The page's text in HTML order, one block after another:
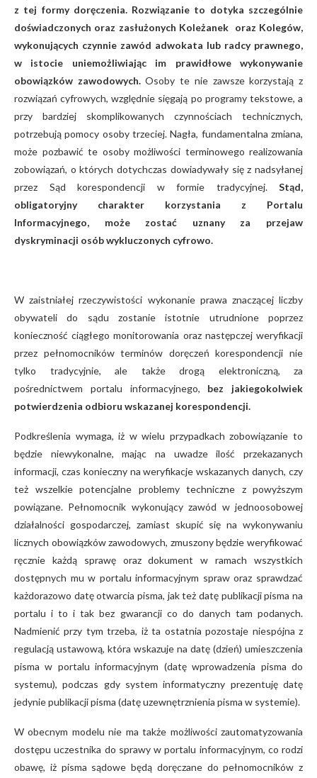
z tej formy doręczenia. Rozwiązanie to dotyka szczególnie
doświadczonych oraz zasłużonych Koleżanek oraz Kolegów,
wykonujących czynnie zawód adwokata lub radcy prawnego,
w istocie uniemożliwiając im prawidłowe wykonywanie
obowiązków zawodowych.Osoby te nie zawsze korzystają z
rozwiązań cyfrowych, względnie sięgają po programy tekstowe, a
przy bardziej skomplikowanych czynnościach technicznych,
potrzebują pomocy osoby trzeciej. Nagła, fundamentalna zmiana,
może pozbawić te osoby możliwości terminowego realizowania
zobowiązań, o których dotychczas dowiadywały się z nadsyłanej
przez Sąd korespondencji w formie tradycyjnej. Stąd,
obligatoryjny charakter korzystania z Portalu
Informacyjnego, może zostać uznany za przejaw
dyskryminacji osób wykluczonych cyfrowo.
W zaistniałej rzeczywistości wykonanie prawa znaczącej liczby
obywateli do sądu zostanie istotnie utrudnione poprzez
konieczność ciągłego monitorowania oraz następczej weryfikacji
przez pełnomocników terminów doręczeń korespondencji nie
tylko tradycyjnie, ale także drogą elektroniczną, za
pośrednictwem portalu informacyjnego, bez jakiegokolwiek
potwierdzenia odbioru wskazanej korespondencji.
Podkreślenia wymaga, iż w wielu przypadkach zobowiązanie to
będzie niewykonalne, mając na uwadze ilość przekazanych
informacji, czas konieczny na weryfikacje wskazanych danych, czy
też wszelkie potencjalne problemy techniczne z powyższym
powiązane. Pełnomocnik wykonujący zawód w jednoosobowej
działalności gospodarczej, zamiast skupić się na wykonywaniu
licznych obowiązków zawodowych, zmuszony będzie weryfikować
ręcznie każdą sprawę oraz dokument w ramach wszystkich
dostępnych mu w portalu informacyjnym spraw oraz sprawdzać
każdorazowo datę otwarcia pisma, jak też datę publikacji pisma na
portalu i to i tak bez gwarancji co do danych tam podanych.
Nadmienić przy tym trzeba, iż ta ostatnia pozostaje niespójna z
regulacją ustawową, która wskazuje na datę (dzień) umieszczenia
pisma w portalu informacyjnym (datę wprowadzenia pisma do
systemu), podczas gdy system informatyczny prezentuję datę
jedynie publikacji pisma (datę uzewnętrznienia pisma w systemie).
W obecnym modelu nie ma także możliwości zautomatyzowania
dostępu uczestnika do sprawy w portalu informacyjnym, co rodzi
obawę, iż pisma sądowe będą doręczane do pełnomocników z